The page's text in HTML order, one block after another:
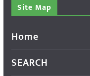
Site Map
Home
SEARCH